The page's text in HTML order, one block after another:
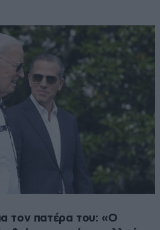
τον πατέρα του: «Ο